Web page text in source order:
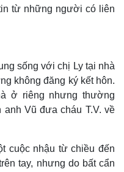
từ những người có liên
sống với chị Ly tại nhà
không đăng ký kết hôn.
ở riêng nhưng thường
anh Vũ đưa cháu T.V. về
cuộc nhậu từ chiều đến
tay, nhưng do bất cẩn